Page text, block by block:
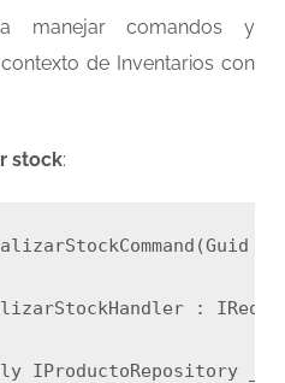
manejar comandos y
de Inventarios con
stock:
:
IProductoRepository